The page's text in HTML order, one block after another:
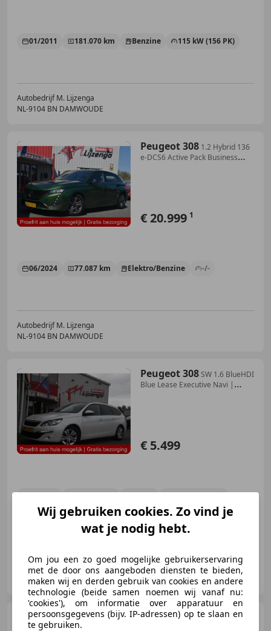
01/2011 181.070 km Benzine 115 kW (156 PK)
Autobedrijf M. Lijzenga
NL-9104 BN DAMWOUDE
Peugeot 308 1.2 Hybrid 136
e-DCS6 Active Pack Business
€ 20.999 1
06/2024 77.087 km Elektro/Benzine -/-
Autobedrijf M. Lijzenga
NL-9104 BN DAMWOUDE
Peugeot 308SW 1.6 BlueHDI
Blue Lease Executive Navi |
€ 5.499
07/2017 228.544 km Diesel
88 kW (120 PK)
Autobedrijf M. Lijzenga
NL-9104 BN DAMWOUDE
Opel AstraSports Tourer 1.2
Wij gebruiken cookies. Zo vind je
wat je nodig hebt.
Om jou een zo goed mogelijke gebruikerservaring
met de door ons aangeboden diensten te bieden,
maken wij en derden gebruik van cookies en andere
technologie (beide samen noemen wij vanaf nu:
'cookies'), om informatie over apparatuur en
persoonsgegevens (bijv. IP-adressen) op te slaan en
te gebruiken.